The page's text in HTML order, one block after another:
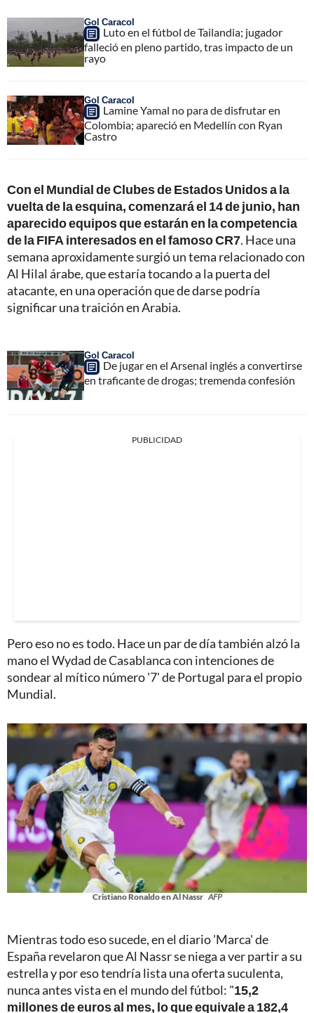
Gol Caracol
Luto en el fútbol de Tailandia; jugador
falleció en pleno partido, tras impacto de un
rayo
Gol Caracol
Lamine Yamal no para de disfrutar en
Colombia; apareció en Medellín con Ryan
Castro
Con el Mundial de Clubes de Estados Unidos a la
vuelta de la esquina, comenzará el 14 de junio, han
aparecido equipos que estarán en la competencia
de la FIFA interesados en el famoso CR7. Hace una
semana aproxidamente surgió un tema relacionado con
Al Hilal árabe, que estaría tocando a la puerta del
atacante, en una operación que de darse podría
significar una traición en Arabia.
Gol Caracol
De jugar en el Arsenal inglés a convertirse
en traficante de drogas; tremenda confesión
PUBLICIDAD
Pero eso no es todo. Hace un par de día también alzó la
mano el Wydad de Casablanca con intenciones de
sondear al mítico número '7' de Portugal para el propio
Mundial.
Cristiano Ronaldo en Al Nassr AFP
Mientras todo eso sucede, en el diario 'Marca' de
España revelaron que Al Nassr se niega a ver partir a su
estrella y por eso tendría lista una oferta suculenta,
nunca antes vista en el mundo del fútbol: "15,2
millones de euros al mes, lo que equivale a 182,4